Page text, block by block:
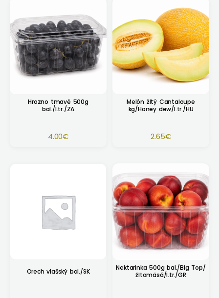
Hrozno tmavé 500g
bal./I.tr./ZA
4.00€
Melón žltý Cantaloupe
kg/Honey dew/I.tr./HU
2.65€
Orech vlašský bal./SK
Nektarinka 500g bal./Big Top/
žltomäsá/I.tr./GR